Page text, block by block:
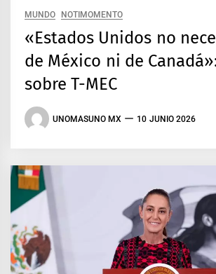
MUNDO NOTIMOMENTO
«Estados Unidos no
de México ni de
sobre T-MEC
UNOMASUNO MX 10 JUNIO 2026